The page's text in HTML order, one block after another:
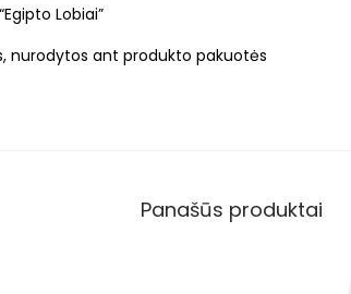
Lobiai”
nurodytos ant produkto pakuotės
Panašūs produktai